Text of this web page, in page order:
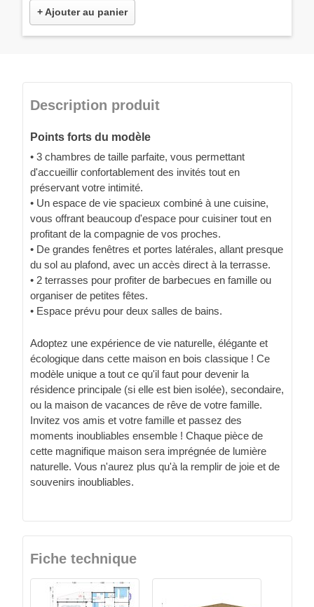
+ Ajouter au panier
Description produit
Points forts du modèle
• 3 chambres de taille parfaite, vous permettant
d'accueillir confortablement des invités tout en
préservant votre intimité.
• Un espace de vie spacieux combiné à une cuisine,
vous offrant beaucoup d'espace pour cuisiner tout en
profitant de la compagnie de vos proches.
• De grandes fenêtres et portes latérales, allant presque
du sol au plafond, avec un accès direct à la terrasse.
• 2 terrasses pour profiter de barbecues en famille ou
organiser de petites fêtes.
• Espace prévu pour deux salles de bains.
Adoptez une expérience de vie naturelle, élégante et
écologique dans cette maison en bois classique ! Ce
modèle unique a tout ce qu'il faut pour devenir la
résidence principale (si elle est bien isolée), secondaire,
ou la maison de vacances de rêve de votre famille.
Invitez vos amis et votre famille et passez des
moments inoubliables ensemble ! Chaque pièce de
cette magnifique maison sera imprégnée de lumière
naturelle. Vous n'aurez plus qu'à la remplir de joie et de
souvenirs inoubliables.
Fiche technique